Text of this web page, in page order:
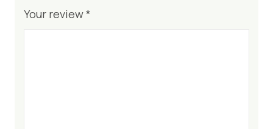
Your review*